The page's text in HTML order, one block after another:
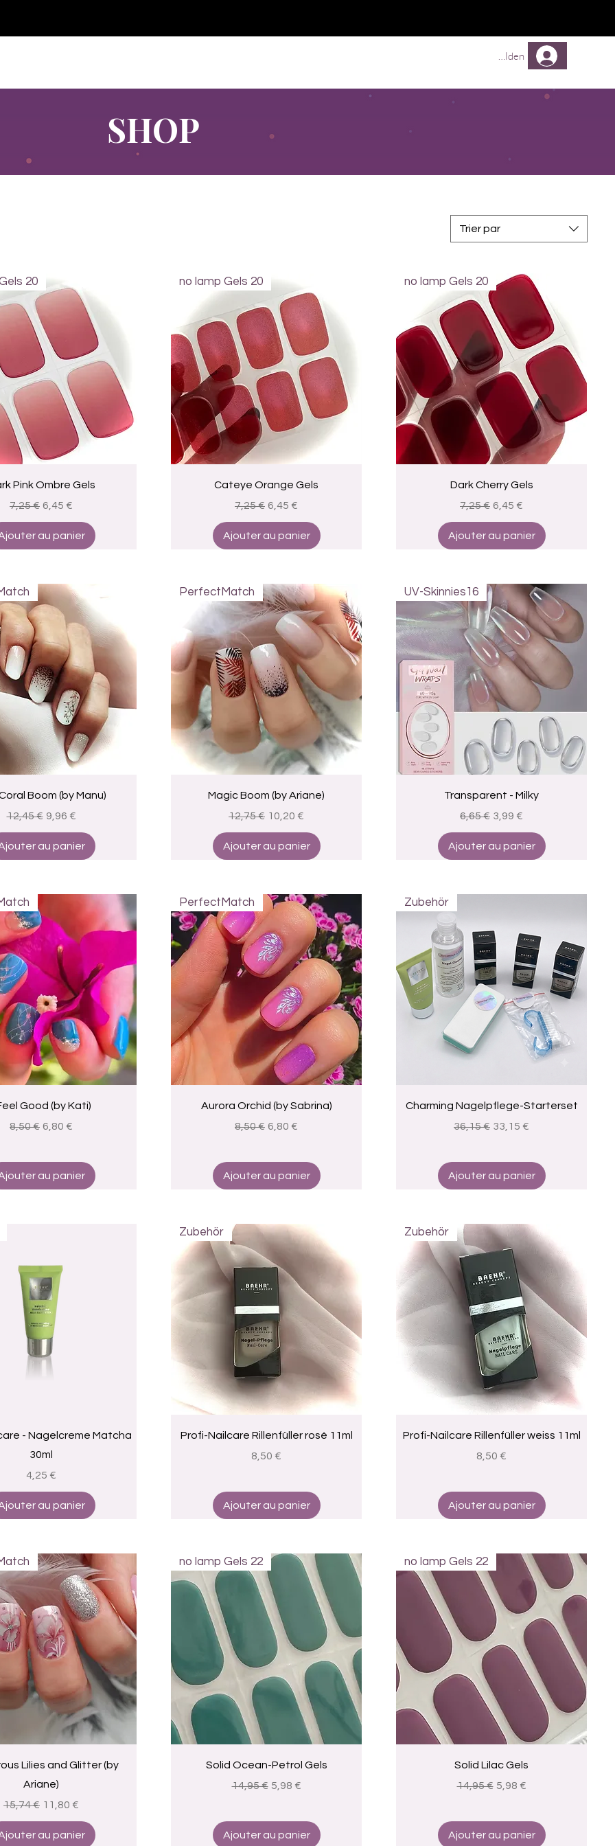
Anmelden
SHOP
Trier par
Aperçu rapide
20
Pink Ombre Gels
Prix original
7,25 € Prix promotionnel
6,45 €
au panier
Aperçu rapide
no lamp Gels 20
Cateye Orange Gels
Prix original
7,25 € Prix promotionnel
6,45 €
Ajouter au panier
Aperçu rapide
no lamp Gels 20
Dark Cherry Gels
Prix original
7,25 € Prix promotionnel
6,45 €
Ajouter au panier
Aperçu rapide
Boom (by Manu)
Prix original
12,45 € Prix promotionnel
9,96 €
au panier
Aperçu rapide
PerfectMatch
Magic Boom (by Ariane)
Prix original
12,75 € Prix promotionnel
10,20 €
Ajouter au panier
Aperçu rapide
UV-Skinnies16
Transparent - Milky
Prix original
6,65 € Prix promotionnel
3,99 €
Ajouter au panier
Aperçu rapide
Good (by Kati)
Prix original
8,50 € Prix promotionnel
6,80 €
au panier
Aperçu rapide
PerfectMatch
Aurora Orchid (by Sabrina)
Prix original
8,50 € Prix promotionnel
6,80 €
Ajouter au panier
Aperçu rapide
Zubehör
Charming Nagelpflege-Starterset
Prix original
36,15 € Prix promotionnel
33,15 €
Ajouter au panier
Aperçu rapide
- Nagelcreme Matcha
30ml
Prix
4,25 €
au panier
Aperçu rapide
Zubehör
Profi-Nailcare Rillenfüller rosé 11ml
Prix
8,50 €
Ajouter au panier
Aperçu rapide
Zubehör
Profi-Nailcare Rillenfüller weiss 11ml
Prix
8,50 €
Ajouter au panier
Aperçu rapide
Lilies and Glitter (by
Ariane)
Prix original
15,74 € Prix promotionnel
11,80 €
au panier
Aperçu rapide
no lamp Gels 22
Solid Ocean-Petrol Gels
Prix original
14,95 € Prix promotionnel
5,98 €
Ajouter au panier
Aperçu rapide
no lamp Gels 22
Solid Lilac Gels
Prix original
14,95 € Prix promotionnel
5,98 €
Ajouter au panier